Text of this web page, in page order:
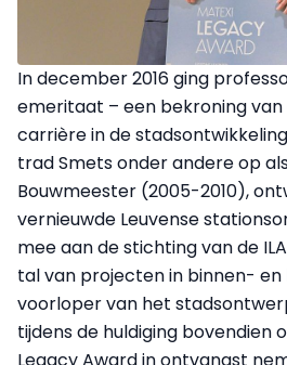
In december 2016 ging
emeritaat – een bekroning van
carrière in de
trad Smets onder andere op
Bouwmeester (2005-2010),
vernieuwde Leuvense
mee aan de stichting van de
tal van projecten in binnen- en
voorloper van het
tijdens de huldiging bovendien